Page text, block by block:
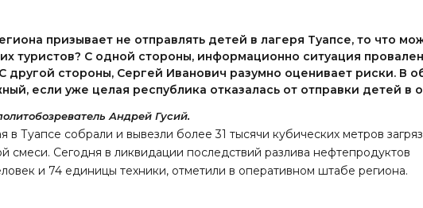
призывает не отправлять детей в лагеря Туапсе, то что
туристов? С одной стороны, информационно ситуация
другой стороны, Сергей Иванович разумно оценивает риски. В
если уже целая республика отказалась от отправки детей в
Андрей Гусий.
в Туапсе собрали и вывезли более 31 тысячи кубических метров
смеси. Сегодня в ликвидации последствий разлива нефтепродуктов
и 74 единицы техники, отметили в оперативном штабе региона.